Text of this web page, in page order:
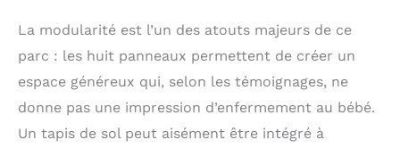
nécessaire. Matériau
fabriqué à partir de
bois 100 % naturel, il
offre une surface lisse
rend le parc super sûr
La modularité est l’un des atouts majeurs de ce
parc : les huit panneaux permettent de créer un
espace généreux qui, selon les témoignages, ne
donne pas une impression d’enfermement au bébé.
Un tapis de sol peut aisément être intégré à